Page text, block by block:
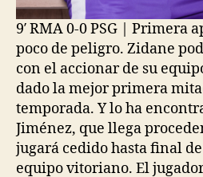
9′ RMA 0-0 PSG | Primera
poco de peligro. Zidane
con el accionar de su
dado la mejor primera
temporada. Y lo ha
Jiménez, que llega
jugará cedido hasta final
equipo vitoriano. El